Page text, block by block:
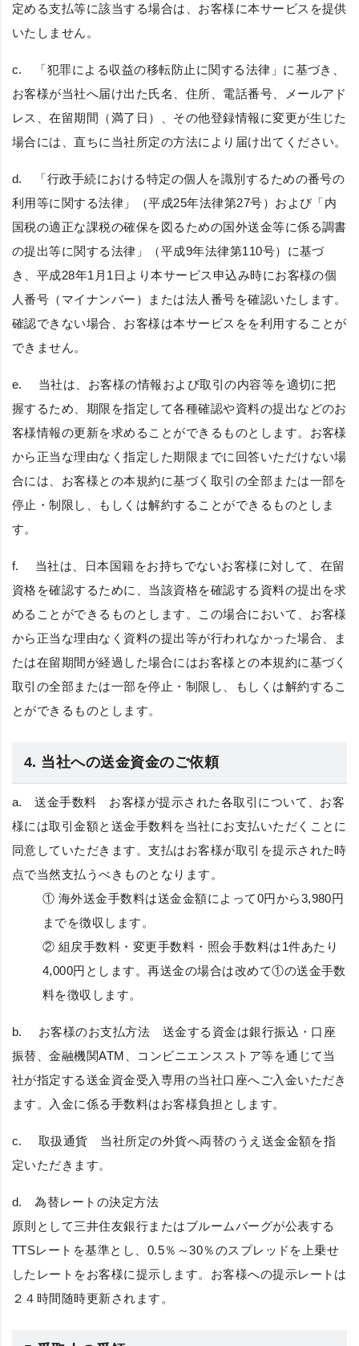
定める支払等に該当する場合は、お客様に本サービスを提供
いたしません。
c. 「犯罪による収益の移転防止に関する法律」に基づき、
お客様が当社へ届け出た氏名、住所、電話番号、メールアド
レス、在留期間（満了日）、その他登録情報に変更が生じた
場合には、直ちに当社所定の方法により届け出てください。
d. 「行政手続における特定の個人を識別するための番号の
利用等に関する法律」（平成25年法律第27号）および「内
国税の適正な課税の確保を図るための国外送金等に係る調書
の提出等に関する法律」（平成9年法律第110号）に基づ
き、平成28年1月1日より本サービス申込み時にお客様の個
人番号（マイナンバー）または法人番号を確認いたします。
確認できない場合、お客様は本サービスをを利用することが
できません。
e. 当社は、お客様の情報および取引の内容等を適切に把
握するため、期限を指定して各種確認や資料の提出などのお
客様情報の更新を求めることができるものとします。お客様
から正当な理由なく指定した期限までに回答いただけない場
合には、お客様との本規約に基づく取引の全部または一部を
停止・制限し、もしくは解約することができるものとしま
す。
f. 当社は、日本国籍をお持ちでないお客様に対して、在留
資格を確認するために、当該資格を確認する資料の提出を求
めることができるものとします。この場合において、お客様
から正当な理由なく資料の提出等が行われなかった場合、ま
たは在留期間が経過した場合にはお客様との本規約に基づく
取引の全部または一部を停止・制限し、もしくは解約するこ
とができるものとします。
4. 当社への送金資金のご依頼
a.送金手数料 お客様が提示された各取引について、お客
様には取引金額と送金手数料を当社にお支払いただくことに
同意していただきます。支払はお客様が取引を提示された時
点で当然支払うべきものとなります。
① 海外送金手数料は送金金額によって0円から3,980円
までを徴収します。
② 組戻手数料・変更手数料・照会手数料は1件あたり
4,000円とします。再送金の場合は改めて①の送金手数
料を徴収します。
b. お客様のお支払方法 送金する資金は銀行振込・口座
振替、金融機関ATM、コンビニエンスストア等を通じて当
社が指定する送金資金受入専用の当社口座へご入金いただき
ます。入金に係る手数料はお客様負担とします。
c. 取扱通貨 当社所定の外貨へ両替のうえ送金金額を指
定いただきます。
d.為替レートの決定方法
原則として三井住友銀行またはブルームバーグが公表する
TTSレートを基準とし、0.5％～30％のスプレッドを上乗せ
したレートをお客様に提示します。お客様への提示レートは
２４時間随時更新されます。